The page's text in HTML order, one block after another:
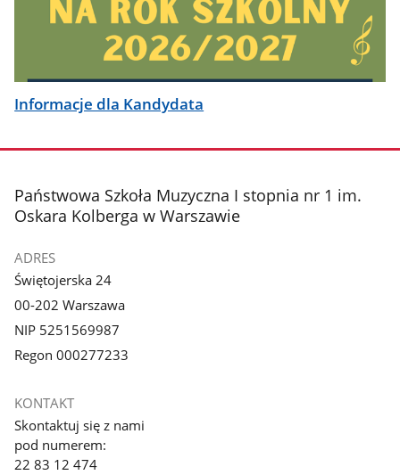
Informacje dla Kandydata
stopka
Państwowa Szkoła Muzyczna I stopnia nr 1 im.
Oskara Kolberga w Warszawie
ADRES
Świętojerska 24
00-202 Warszawa
NIP 5251569987
Regon 000277233
KONTAKT
Skontaktuj się z nami
pod numerem:
22 83 12 474